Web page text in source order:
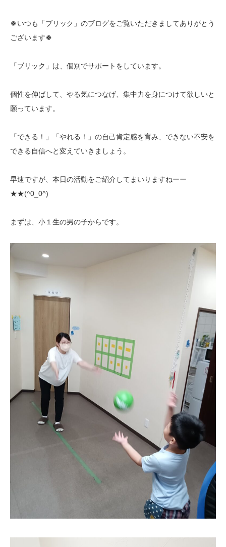
🍀いつも「ブリック」のブログをご覧いただきましてありがとう
ございます🍀
「ブリック」は、個別でサポートをしています。
個性を伸ばして、やる気につなげ、集中力を身につけて欲しいと
願っています。
「できる！」「やれる！」の自己肯定感を育み、できない不安を
できる自信へと変えていきましょう。
早速ですが、本日の活動をご紹介してまいりますねーー
★★(^0_0^)
まずは、小１生の男の子からです。